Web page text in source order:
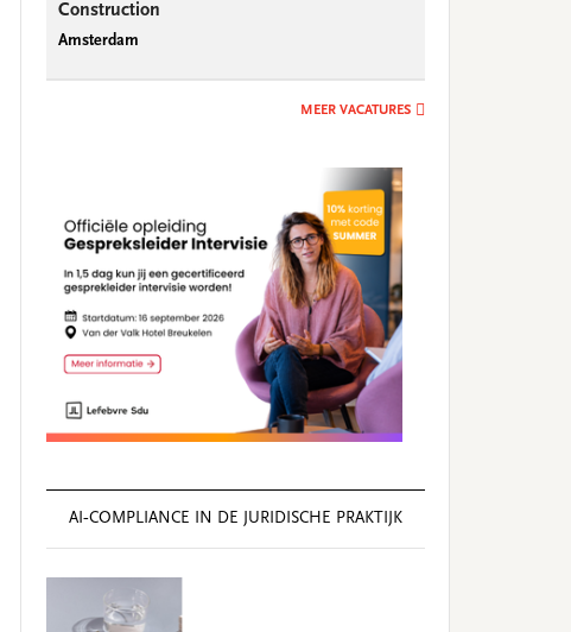
Construction
Amsterdam
MEER VACATURES
AI‑COMPLIANCE IN DE JURIDISCHE PRAKTIJK